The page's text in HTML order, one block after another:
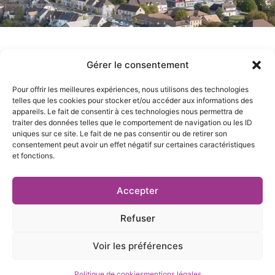
Gérer le consentement
Pour offrir les meilleures expériences, nous utilisons des technologies
telles que les cookies pour stocker et/ou accéder aux informations des
appareils. Le fait de consentir à ces technologies nous permettra de
traiter des données telles que le comportement de navigation ou les ID
uniques sur ce site. Le fait de ne pas consentir ou de retirer son
consentement peut avoir un effet négatif sur certaines caractéristiques
et fonctions.
Accepter
Refuser
Voir les préférences
Notre équipe est, pour le moment, au complet !
Mentions légales et politique de confidentialité